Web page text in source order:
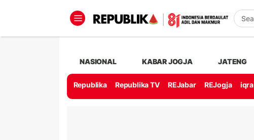
NASIONAL KABAR JOGJA JATENG
Republika Republika TV REJabar REJogja iqra